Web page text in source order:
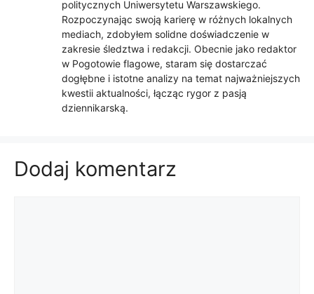
politycznych Uniwersytetu Warszawskiego.
Rozpoczynając swoją karierę w różnych lokalnych
mediach, zdobyłem solidne doświadczenie w
zakresie śledztwa i redakcji. Obecnie jako redaktor
w Pogotowie flagowe, staram się dostarczać
dogłębne i istotne analizy na temat najważniejszych
kwestii aktualności, łącząc rygor z pasją
dziennikarską.
Dodaj komentarz